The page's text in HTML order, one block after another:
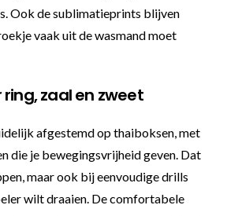
Ook de sublimatieprints blijven
vaak uit de wasmand moet
zaal en zweet
afgestemd op thaiboksen, met
die je bewegingsvrijheid geven. Dat
maar ook bij eenvoudige drills
wilt draaien. De comfortabele